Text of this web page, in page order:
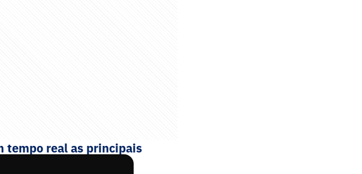
tempo real as principais